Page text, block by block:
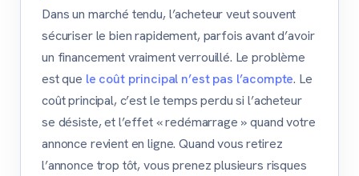
Dans un marché tendu, l’acheteur veut souvent
sécuriser le bien rapidement, parfois avant d’avoir
un financement vraiment verrouillé. Le problème
est que le coût principal n’est pas l’acompte. Le
coût principal, c’est le temps perdu si l’acheteur
se désiste, et l’effet « redémarrage » quand votre
annonce revient en ligne. Quand vous retirez
l’annonce trop tôt, vous prenez plusieurs risques